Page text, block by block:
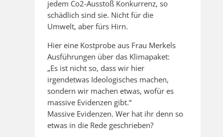
jedem Co2-Ausstoß Konkurrenz, so
schädlich sind sie. Nicht für die
Umwelt, aber fürs Hirn.
Hier eine Kostprobe aus Frau Merkels
Ausführungen über das Klimapaket:
„Es ist nicht so, dass wir hier
irgendetwas Ideologisches machen,
sondern wir machen etwas, wofür es
massive Evidenzen gibt.“
Massive Evidenzen. Wer hat ihr denn so
etwas in die Rede geschrieben?